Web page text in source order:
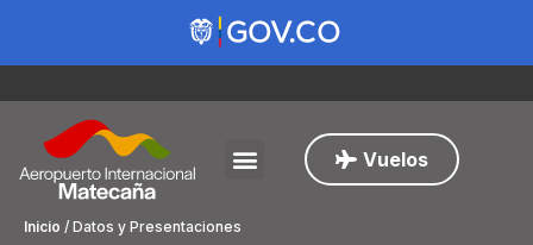
Vuelos
Inicio / Datos y Presentaciones